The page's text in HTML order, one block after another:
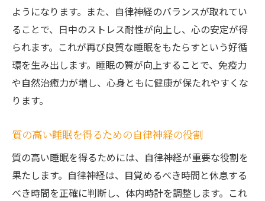
ようになります。また、自律神経のバランスが取れてい
ることで、日中のストレス耐性が向上し、心の安定が得
られます。これが再び良質な睡眠をもたらすという好循
環を生み出します。睡眠の質が向上することで、免疫力
や自然治癒力が増し、心身ともに健康が保たれやすくな
ります。
質の高い睡眠を得るための自律神経の役割
質の高い睡眠を得るためには、自律神経が重要な役割を
果たします。自律神経は、目覚めるべき時間と休息する
べき時間を正確に判断し、体内時計を調整します。これ